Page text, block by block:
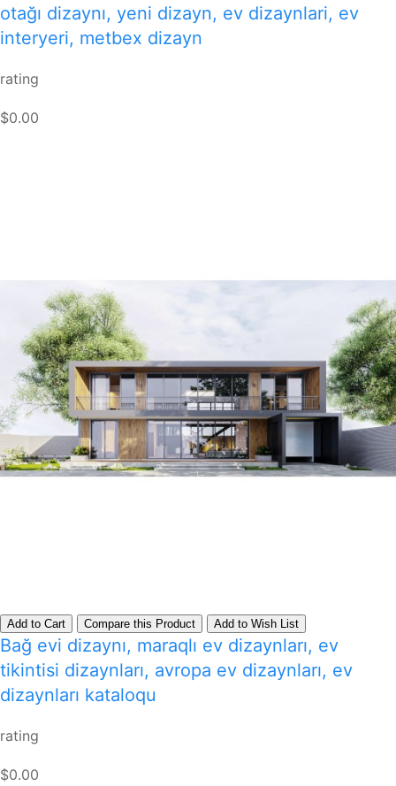
otağı dizaynı, yeni dizayn, ev dizaynlari, ev
interyeri, metbex dizayn
rating
$0.00
Add to Cart Compare this Product Add to Wish List
Bağ evi dizaynı, maraqlı ev dizaynları, ev
tikintisi dizaynları, avropa ev dizaynları, ev
dizaynları kataloqu
rating
$0.00